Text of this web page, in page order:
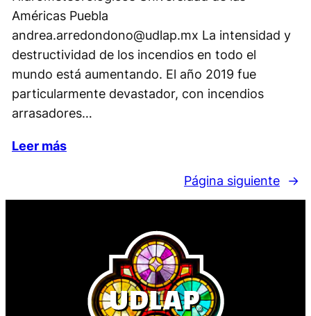
Américas Puebla
andrea.arredondono@udlap.mx La intensidad y
destructividad de los incendios en todo el
mundo está aumentando. El año 2019 fue
particularmente devastador, con incendios
arrasadores…
Leer más
Página siguiente →